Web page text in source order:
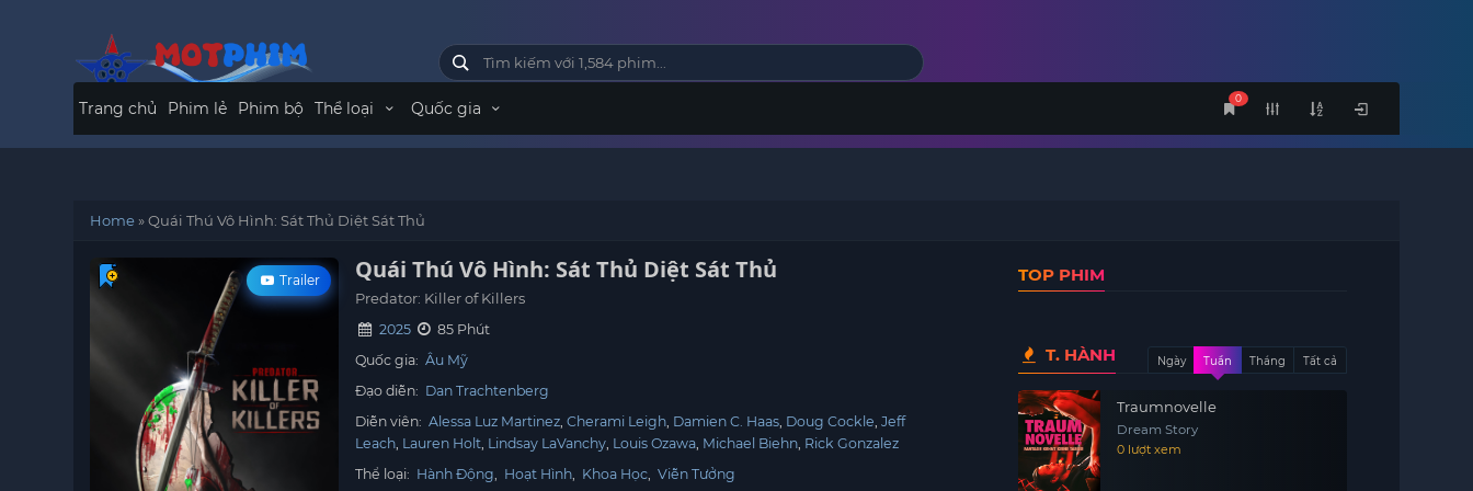
0
Trang chủ Phim lẻ Phim bộ Thể loại Quốc gia
Home»Quái Thú Vô Hình: Sát Thủ Diệt Sát Thủ
Trailer Quái Thú Vô Hình: Sát Thủ Diệt Sát Thủ
Predator: Killer of Killers
2025
85 Phút
Quốc gia: Âu Mỹ
Đạo diễn: Dan Trachtenberg
Diễn viên: Alessa Luz Martinez Cherami Leigh Damien C. Haas Doug Cockle Jeff
Leach Lauren Holt Lindsay LaVanchy Louis Ozawa Michael Biehn Rick Gonzalez
Thể loại: Hành Động, Hoạt Hình, Khoa Học, Viễn Tưởng
TOP PHIM
T. HÀNH Ngày Tuần Tháng Tất cả
Traumnovelle
Dream Story
0 lượt xem